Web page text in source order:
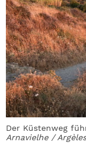
Der Küstenweg
Arnavielhe /